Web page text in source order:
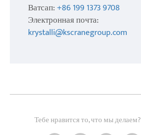
Ватсап:+86 199 1373 9708
Электронная почта:
krystalli@kscranegroup.com
Тебе нравится то, что мы делаем?